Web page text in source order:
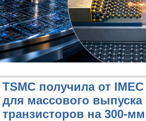
TSMC получила от
для массового выпуска
транзисторов на 300-